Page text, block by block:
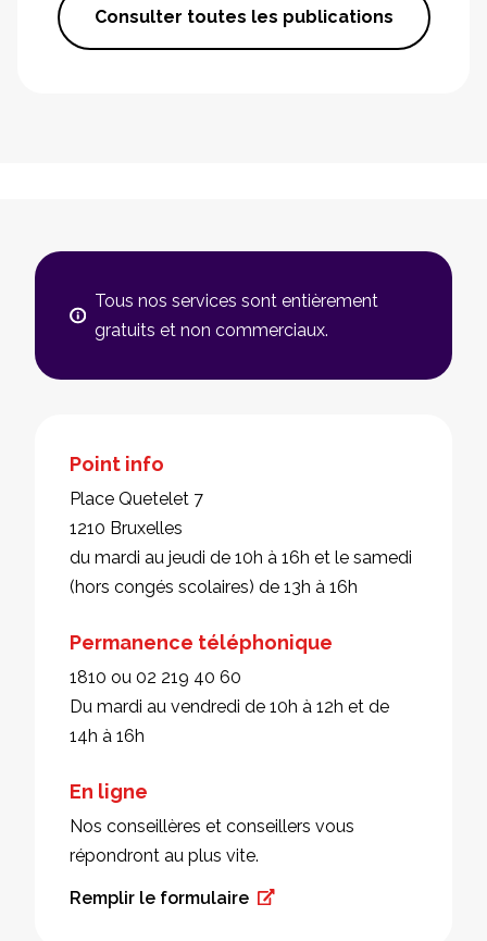
Consulter toutes les publications
Tous nos services sont entièrement
gratuits et non commerciaux.
Point info
Place Quetelet 7
1210 Bruxelles
du mardi au jeudi de 10h à 16h et le samedi
(hors congés scolaires) de 13h à 16h
Permanence téléphonique
1810 ou 02 219 40 60
Du mardi au vendredi de 10h à 12h et de
14h à 16h
En ligne
Nos conseillères et conseillers vous
répondront au plus vite.
Remplir le formulaire